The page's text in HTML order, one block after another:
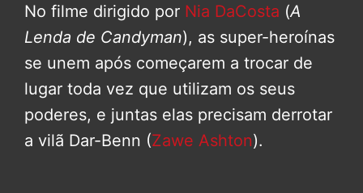
No filme dirigido por Nia DaCosta (A
Lenda de Candyman), as super-heroínas
se unem após começarem a trocar de
lugar toda vez que utilizam os seus
poderes, e juntas elas precisam derrotar
a vilã Dar-Benn (Zawe Ashton).